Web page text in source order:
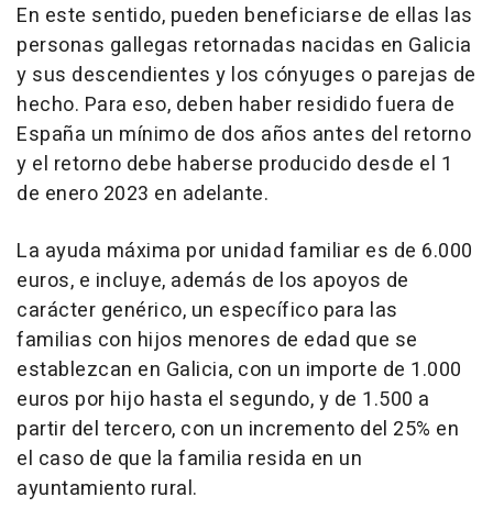
En este sentido, pueden beneficiarse de ellas las
personas gallegas retornadas nacidas en Galicia
y sus descendientes y los cónyuges o parejas de
hecho. Para eso, deben haber residido fuera de
España un mínimo de dos años antes del retorno
y el retorno debe haberse producido desde el 1
de enero 2023 en adelante.
La ayuda máxima por unidad familiar es de 6.000
euros, e incluye, además de los apoyos de
carácter genérico, un específico para las
familias con hijos menores de edad que se
establezcan en Galicia, con un importe de 1.000
euros por hijo hasta el segundo, y de 1.500 a
partir del tercero, con un incremento del 25% en
el caso de que la familia resida en un
ayuntamiento rural.